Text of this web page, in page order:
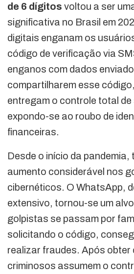
de 6 dígitos voltou a ser
significativa no Brasil em
digitais enganam os
código de verificação via
enganos com dados
compartilharem esse
entregam o controle total
expondo-se ao roubo de
financeiras.
Desde o início da
aumento considerável nos
cibernéticos. O WhatsApp,
extensivo, tornou-se um
golpistas se passam por
solicitando o código,
realizar fraudes. Após obter
criminosos assumem o